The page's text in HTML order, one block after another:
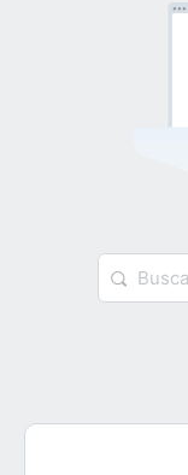
Procurar
por: